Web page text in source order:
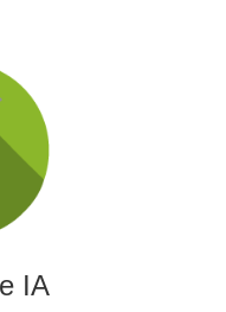
IA
IA
artificial capaces de
y transformar